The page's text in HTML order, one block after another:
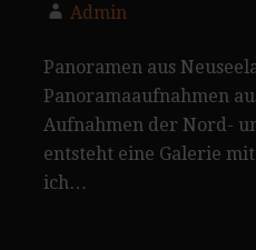
Admin
Panoramen aus
Panoramaaufnahmen
Aufnahmen der Nord-
entsteht eine Galerie
ich…